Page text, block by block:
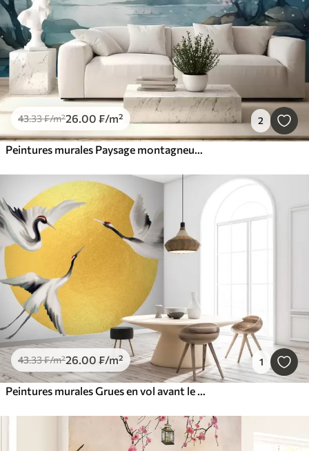
43.33₣/m²26.00 ₣/m² 2
Peintures murales Paysage montagneux de la baie
43.33₣/m²26 .00 ₣/m² 1